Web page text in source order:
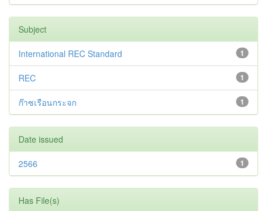
Subject
1
International REC Standard
1
REC
1
ก๊าซเรือนกระจก
Date issued
1
2566
Has File(s)